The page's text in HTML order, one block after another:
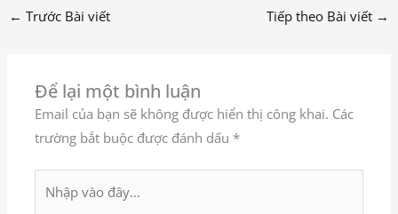
← Trước Bài viết Tiếp theo Bài viết →
Để lại một bình luận
Email của bạn sẽ không được hiển thị công khai. Các
trường bắt buộc được đánh dấu *